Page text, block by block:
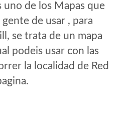
uno de los Mapas que
gente de usar , para
se trata de un mapa
podeis usar con las
la localidad de Red